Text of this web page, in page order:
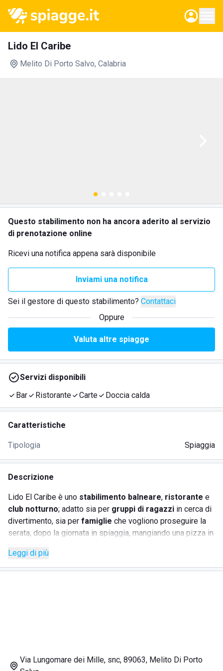
Lido El Caribe
Melito Di Porto Salvo, Calabria
Questo stabilimento non ha ancora aderito al servizio
di prenotazione online
Ricevi una notifica appena sarà disponibile
Inviami una notifica
Sei il gestore di questo stabilimento? Contattaci
Oppure
Valuta altre spiagge
Servizi disponibili
Bar
Ristorante Carte Doccia calda
Caratteristiche
Tipologia Spiaggia
Descrizione
Lido El Caribe è uno stabilimento balneare, ristorante e
club notturno; adatto sia per gruppi di ragazzi in cerca di
divertimento, sia per famiglie che vogliono proseguire la
serata, dopo la giornata in spiaggia, mangiando una pizza in
Lo stabilimento balneare Lido El Caribe propone, infatti, un
servizio ristorante/pizzeria, includendo anche specialità di
Al Lido El Caribe, inoltre, sono all'ordine del giorno gli
Leggi di più
Via Lungomare dei Mille, snc, 89063, Melito Di Porto